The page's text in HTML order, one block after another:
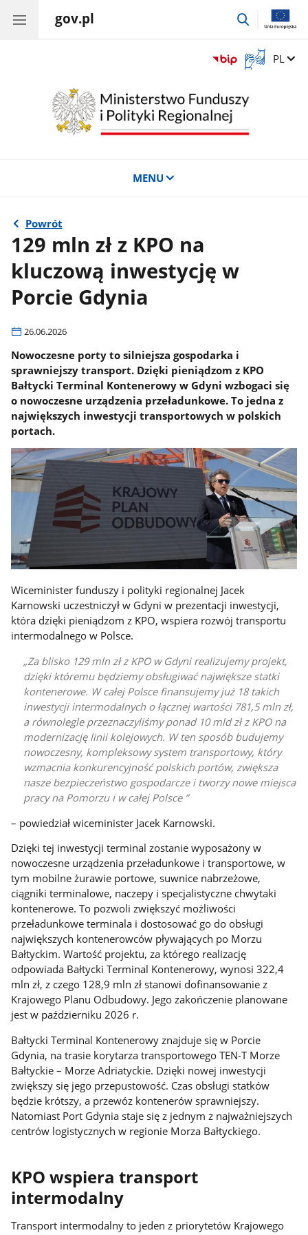
gov.pl
przejdź
Otwórz
okno
tłumaczem
migowego
Zmień
PL
MENU
Powrót
129 mln zł z KPO na
kluczową inwestycję w
Porcie Gdynia
26.06.2026
Nowoczesne porty to silniejsza gospodarka i
sprawniejszy transport. Dzięki pieniądzom z KPO
Bałtycki Terminal Kontenerowy w Gdyni wzbogaci się
o nowoczesne urządzenia przeładunkowe. To jedna z
największych inwestycji transportowych w polskich
portach.
Wiceminister funduszy i polityki regionalnej Jacek
Karnowski uczestniczył w Gdyni w prezentacji inwestycji,
która dzięki pieniądzom z KPO, wspiera rozwój transportu
intermodalnego w Polsce.
Za blisko 129 mln zł z KPO w Gdyni realizujemy projekt,
dzięki któremu będziemy obsługiwać największe statki
kontenerowe. W całej Polsce finansujemy już 18 takich
inwestycji intermodalnych o łącznej wartości 781,5 mln zł,
a równolegle przeznaczyliśmy ponad 10 mld zł z KPO na
modernizację linii kolejowych. W ten sposób budujemy
nowoczesny, kompleksowy system transportowy, który
wzmacnia konkurencyjność polskich portów, zwiększa
nasze bezpieczeństwo gospodarcze i tworzy nowe miejsca
pracy na Pomorzu i w całej Polsce
– powiedział wiceminister Jacek Karnowski.
Dzięki tej inwestycji terminal zostanie wyposażony w
nowoczesne urządzenia przeładunkowe i transportowe, w
tym mobilne żurawie portowe, suwnice nabrzeżowe,
ciągniki terminalowe, naczepy i specjalistyczne chwytaki
kontenerowe. To pozwoli zwiększyć możliwości
przeładunkowe terminala i dostosować go do obsługi
największych kontenerowców pływających po Morzu
Bałtyckim. Wartość projektu, za którego realizację
odpowiada Bałtycki Terminal Kontenerowy, wynosi 322,4
mln zł, z czego 128,9 mln zł stanowi dofinansowanie z
Krajowego Planu Odbudowy. Jego zakończenie planowane
jest w październiku 2026 r.
Bałtycki Terminal Kontenerowy znajduje się w Porcie
Gdynia, na trasie korytarza transportowego TEN-T Morze
Bałtyckie – Morze Adriatyckie. Dzięki nowej inwestycji
zwiększy się jego przepustowość. Czas obsługi statków
będzie krótszy, a przewóz kontenerów sprawniejszy.
Natomiast Port Gdynia staje się z jednym z najważniejszych
centrów logistycznych w regionie Morza Bałtyckiego.
KPO wspiera transport
intermodalny
Transport intermodalny to jeden z priorytetów Krajowego